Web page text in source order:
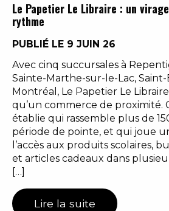
Le Papetier Le Libraire : un
rythme
PUBLIÉ LE 9 JUIN 26
Avec cinq succursales à
Sainte-Marthe-sur-le-Lac,
Montréal, Le Papetier Le
qu’un commerce de proximité.
établie qui rassemble plus de
période de pointe, et qui joue
l’accès aux produits scolaires,
et articles cadeaux dans
[…]
Lire la suite